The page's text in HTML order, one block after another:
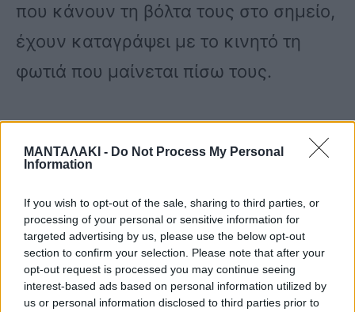
ΜΑΝΤΑΛΑΚΙ - Do Not Process My Personal
Information
If you wish to opt-out of the sale, sharing to third parties, or
processing of your personal or sensitive information for
targeted advertising by us, please use the below opt-out
section to confirm your selection. Please note that after your
opt-out request is processed you may continue seeing
interest-based ads based on personal information utilized by
us or personal information disclosed to third parties prior to
που κάνουν τη βόλτα τους στο σημείο,
έχουν καταγράψει με το κινητό τη
φωτιά που μαίνεται πίσω τους.
pic.twitter.com/IrdTWWlBne
— 🌈МОNA LITSA🌈
(@surloulou)August 5, 2023